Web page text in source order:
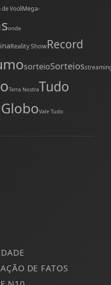
de VocêMega-
onde
Reality ShowRecord
sorteioSorteios
Terra NostraTudo
Vale Tudo
DE FATOS